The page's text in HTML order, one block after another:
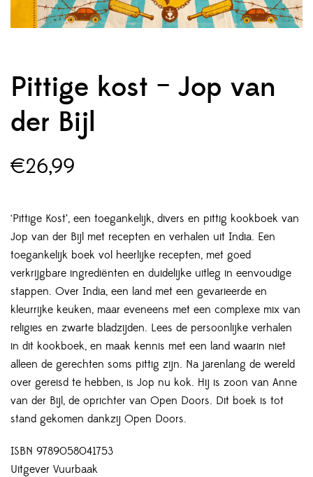
Pittige kost – Jop van
der Bijl
€26,99
‘Pittige Kost’, een toegankelijk, divers en pittig kookboek van
Jop van der Bijl met recepten en verhalen uit India. Een
toegankelijk boek vol heerlijke recepten, met goed
verkrijgbare ingrediënten en duidelijke uitleg in eenvoudige
stappen. Over India, een land met een gevarieerde en
kleurrijke keuken, maar eveneens met een complexe mix van
religies en zwarte bladzijden. Lees de persoonlijke verhalen
in dit kookboek, en maak kennis met een land waarin niet
alleen de gerechten soms pittig zijn. Na jarenlang de wereld
over gereisd te hebben, is Jop nu kok. Hij is zoon van Anne
van der Bijl, de oprichter van Open Doors. Dit boek is tot
stand gekomen dankzij Open Doors.
ISBN 9789058041753
Uitgever Vuurbaak